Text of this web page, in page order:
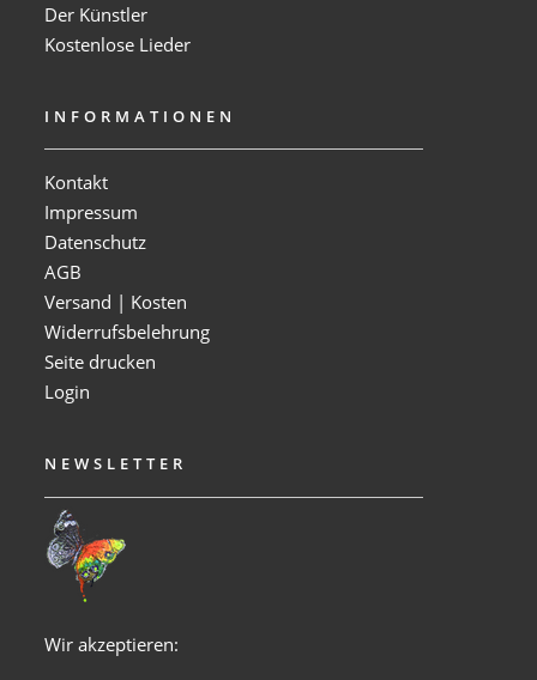
Der Künstler
Kostenlose Lieder
INFORMATIONEN
Kontakt
Impressum
Datenschutz
AGB
Versand | Kosten
Widerrufsbelehrung
Seite drucken
Login
NEWSLETTER
Wir akzeptieren: